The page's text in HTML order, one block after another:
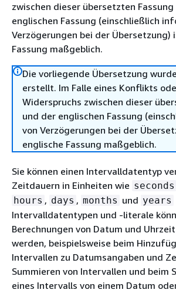
zwischen dieser übersetzten
englischen Fassung (einschließlich
Verzögerungen bei der Übersetzung)
Fassung maßgeblich.
Die vorliegende Übersetzung
erstellt. Im Falle eines Konflikts
Widerspruchs zwischen dieser
und der englischen Fassung
von Verzögerungen bei der
englische Fassung maßgeblich.
Sie können einen Intervalldatentyp
Zeitdauern in Einheiten wie seconds
hours , days , months und years
Intervalldatentypen und -literale
Berechnungen von Datum und
werden, beispielsweise beim
Intervallen zu Datumsangaben und
Summieren von Intervallen und beim
eines Intervalls von einem Datum